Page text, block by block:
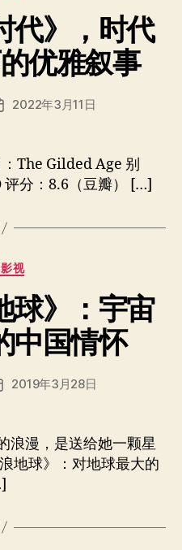
代》，时代
优雅叙事
2022年3月11日
The Gilded Age 别
评分：8.6（豆瓣） […]
分视
球》：宇宙
中国情怀
2019年3月28日
浪漫，是送给她一颗星
地球》：对地球最大的